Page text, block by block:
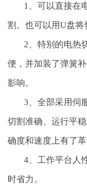
1、可以直接在
割。也可以用U盘将
2、特别的电热
便，并加装了弹簧
影响。
3、全部采用伺
切割准确、运行平
确度和速度上有了
4、工作平台人
时省力。